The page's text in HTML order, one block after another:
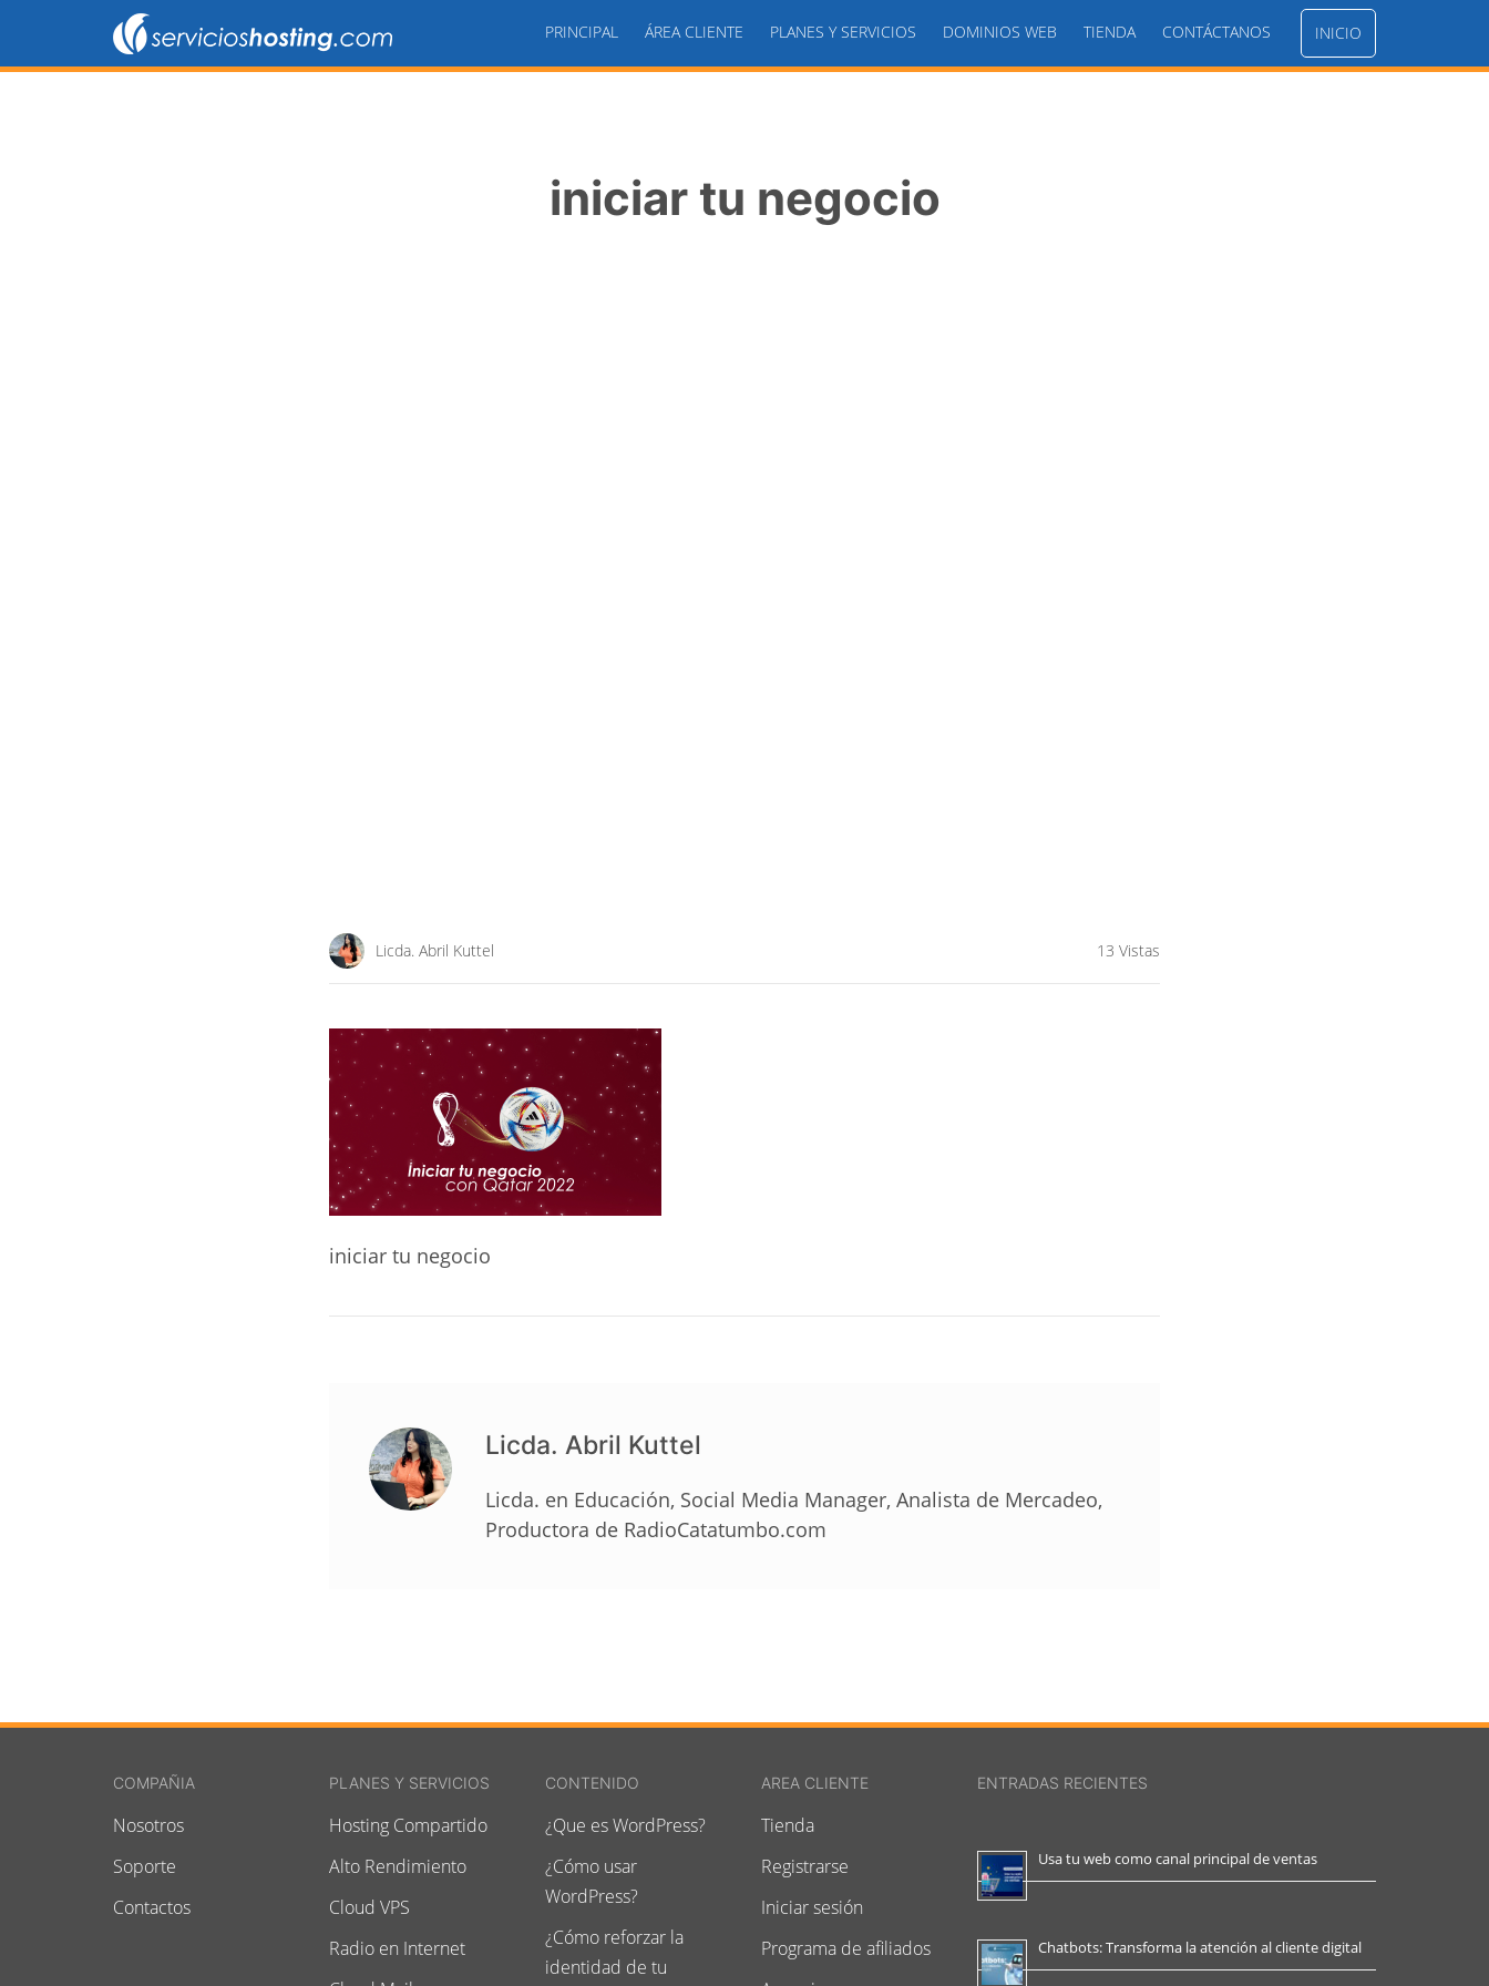
PRINCIPAL ÁREA CLIENTE PLANES Y SERVICIOS DOMINIOS WEB TIENDA CONTÁCTANOS INICIO
iniciar tu negocio
Licda. Abril Kuttel 13 Vistas
iniciar tu negocio
Licda. Abril Kuttel
Licda. en Educación, Social Media Manager, Analista de Mercadeo,
Productora de RadioCatatumbo.com
COMPAÑIA
Nosotros
Soporte
Contactos
PLANES Y SERVICIOS
Hosting Compartido
Alto Rendimiento
Cloud VPS
Radio en Internet
CONTENIDO
¿Que es WordPress?
¿Cómo usar
WordPress?
¿Cómo reforzar la
identidad de tu
AREA CLIENTE
Tienda
Registrarse
Iniciar sesión
Programa de afiliados
ENTRADAS RECIENTES
Usa tu web como canal principal de ventas
Chatbots: Transforma la atención al cliente digital